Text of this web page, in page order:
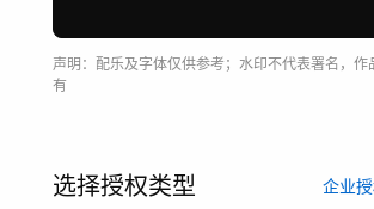
声明：配乐及字体仅供参考；水印不代表署名，
有
选择授权类型 企业